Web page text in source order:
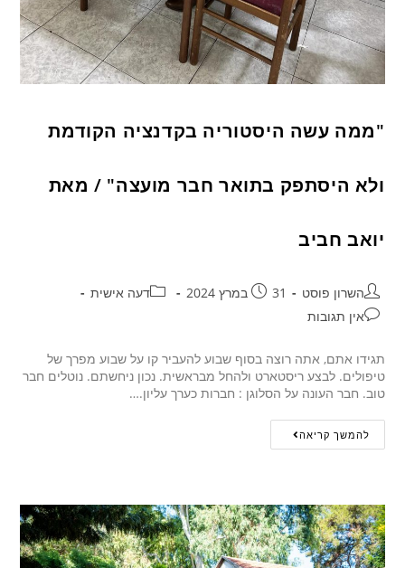
"ממה עשה היסטוריה בקדנציה הקודמת
ולא היסתפק בתואר חבר מועצה" / מאת
יואב חביב
השרון פוסט 31 במרץ 2024
דעה אישית
אין תגובות
תגידו אתם, אתה רוצה בסוף שבוע להעביר קו על שבוע מפרך של
טיפולים. לבצע ריסטארט ולהחל מבראשית. נכון ניחשתם. נוטלים חבר
טוב. חבר העונה על הסלוגן : חברות כערך עליון.…
להמשך קריאה